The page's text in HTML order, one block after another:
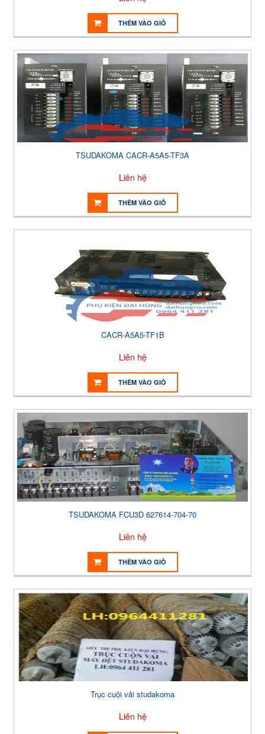
THÊM VÀO GIỎ
TSUDAKOMA CACR-A5A5-TF3A
Liên hệ
THÊM VÀO GIỎ
CACR-A5A5-TF1B
Liên hệ
THÊM VÀO GIỎ
TSUDAKOMA FCU3D 627614-704-70
Liên hệ
THÊM VÀO GIỎ
Trục cuội vải studakoma
Liên hệ